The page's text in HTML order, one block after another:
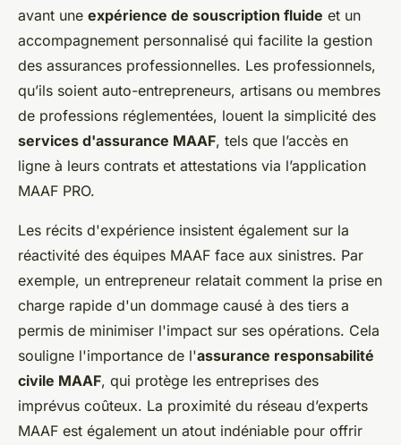
avant une expérience de souscription fluide et un
accompagnement personnalisé qui facilite la gestion
des assurances professionnelles. Les professionnels,
qu’ils soient auto-entrepreneurs, artisans ou membres
de professions réglementées, louent la simplicité des
services d'assurance MAAF, tels que l’accès en
ligne à leurs contrats et attestations via l’application
MAAF PRO.
Les récits d'expérience insistent également sur la
réactivité des équipes MAAF face aux sinistres. Par
exemple, un entrepreneur relatait comment la prise en
charge rapide d'un dommage causé à des tiers a
permis de minimiser l'impact sur ses opérations. Cela
souligne l'importance de l'assurance responsabilité
civile MAAF, qui protège les entreprises des
imprévus coûteux. La proximité du réseau d’experts
MAAF est également un atout indéniable pour offrir